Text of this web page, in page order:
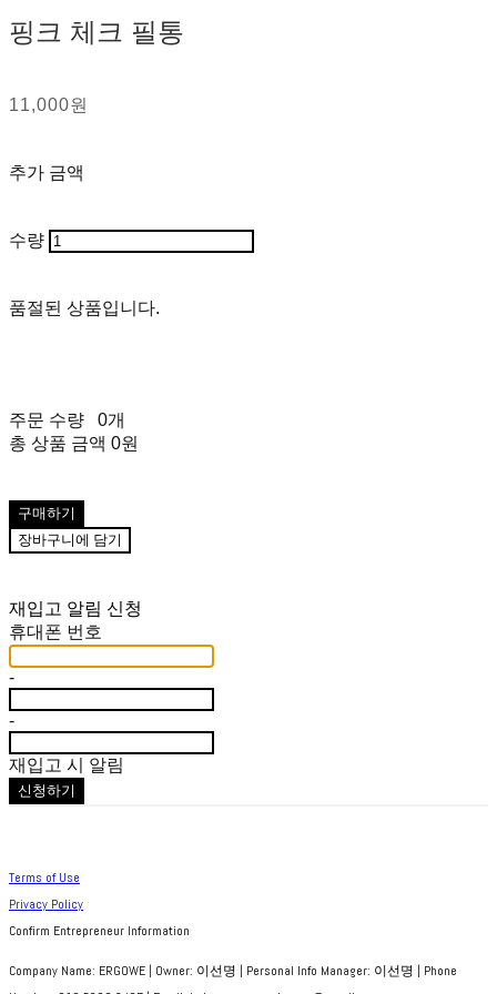
핑크 체크 필통
11,000원
추가 금액
수량
품절된 상품입니다.
주문 수량
0개
총 상품 금액 0원
구매하기
장바구니에 담기
재입고 알림 신청
휴대폰 번호
-
-
재입고 시 알림
신청하기
Terms of Use
Privacy Policy
Confirm Entrepreneur Information
Company Name: ERGOWE | Owner: 이선명 | Personal Info Manager: 이선명 | Phone